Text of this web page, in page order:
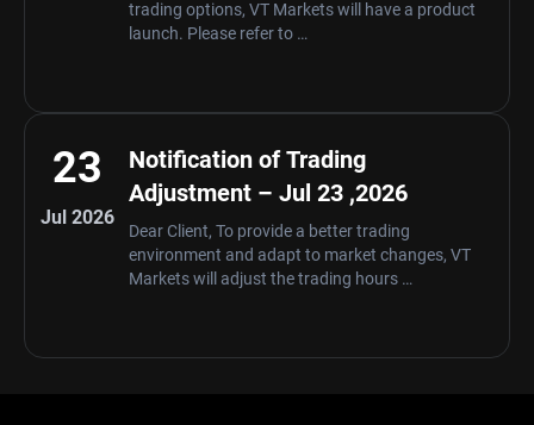
trading options, VT Markets will have a product
launch. Please refer to …
23
Jul 2026
Notification of Trading
Adjustment – Jul 23 ,2026
Dear Client, To provide a better trading
environment and adapt to market changes, VT
Markets will adjust the trading hours …